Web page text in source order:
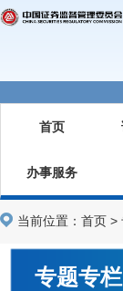
首页
办事服务
当前位置： 首页 >
专题专栏